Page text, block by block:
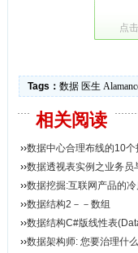
点
Tags： 数据 医生
相关阅读
››数据中心合理布线的10个
››数据透视表实例之业务员
››数据挖掘:互联网产品的
››数据结构2－－数组
››数据结构C#版线性表
››数据架构师: 您要治理什